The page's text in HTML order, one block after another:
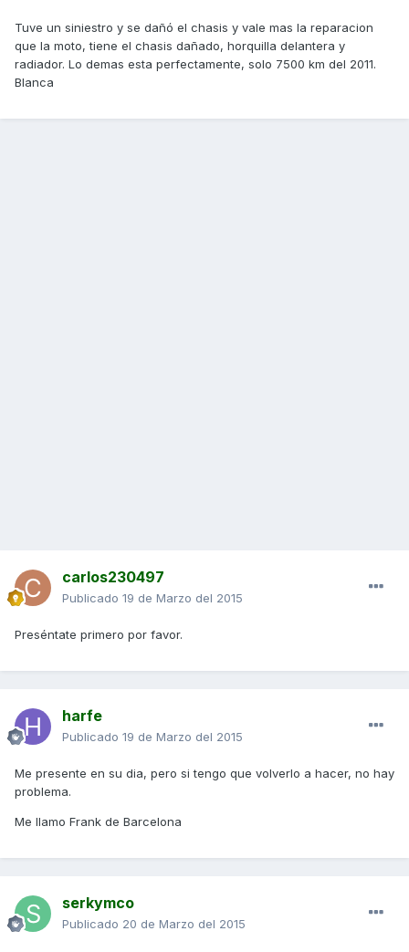
Tuve un siniestro y se dañó el chasis y vale mas la reparacion
que la moto, tiene el chasis dañado, horquilla delantera y
radiador. Lo demas esta perfectamente, solo 7500 km del 2011.
Blanca
carlos230497
Publicado 19 de Marzo del 2015
Preséntate primero por favor.
harfe
Publicado 19 de Marzo del 2015
Me presente en su dia, pero si tengo que volverlo a hacer, no hay
problema.
Me llamo Frank de Barcelona
serkymco
Publicado 20 de Marzo del 2015